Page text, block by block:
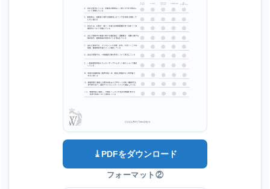
⤓ PDFをダウンロード
フォーマット②